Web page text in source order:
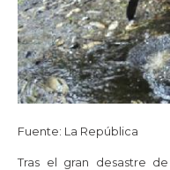
Fuente: La República
Tras el gran desastre